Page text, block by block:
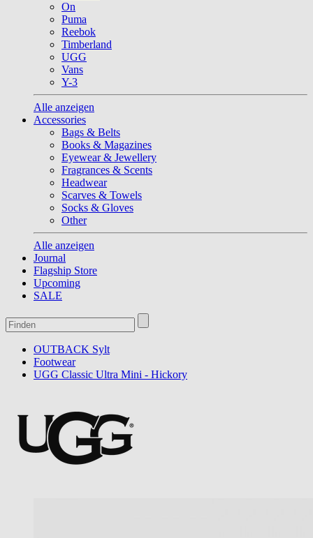
On
Puma
Reebok
Timberland
UGG
Vans
Y-3
Alle anzeigen
Accessories
Bags & Belts
Books & Magazines
Eyewear & Jewellery
Fragrances & Scents
Headwear
Scarves & Towels
Socks & Gloves
Other
Alle anzeigen
Journal
Flagship Store
Upcoming
SALE
OUTBACK Sylt
Footwear
UGG Classic Ultra Mini - Hickory